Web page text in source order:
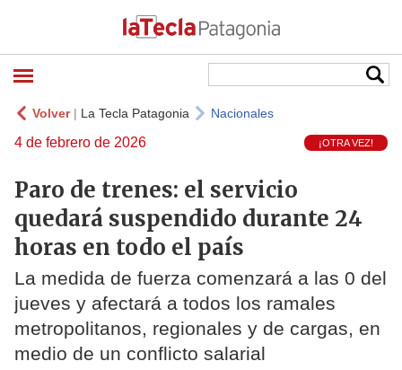
Volver| La Tecla Patagonia Nacionales
4 de febrero de 2026 ¡OTRA VEZ!
Paro de trenes: el servicio
quedará suspendido durante 24
horas en todo el país
La medida de fuerza comenzará a las 0 del
jueves y afectará a todos los ramales
metropolitanos, regionales y de cargas, en
medio de un conflicto salarial